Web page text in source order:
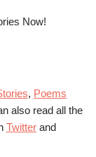
Now!
, Poems
also read all the
Twitter and